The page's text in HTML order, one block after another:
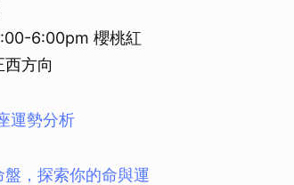
6:00pm 櫻桃紅
方向
運勢分析
盤，探索你的命與運